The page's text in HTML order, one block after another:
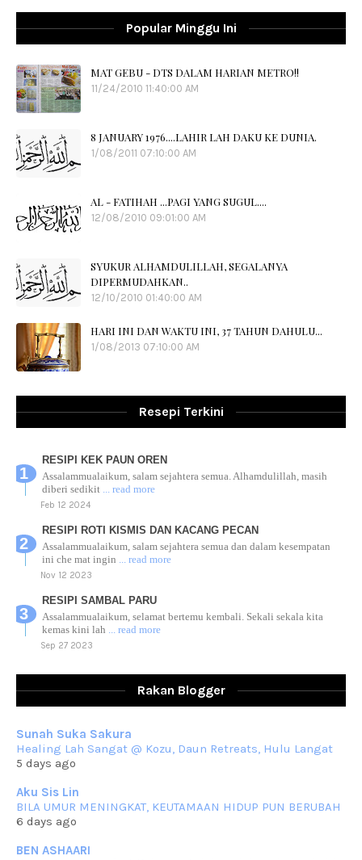
Popular Minggu Ini
MAT GEBU - DTS DALAM HARIAN METRO!!
11/24/2010 11:40:00 AM
8 JANUARY 1976....LAHIR LAH DAKU KE DUNIA.
1/08/2011 07:10:00 AM
AL - FATIHAH ...PAGI YANG SUGUL....
12/08/2010 09:01:00 AM
SYUKUR ALHAMDULILLAH, SEGALANYA
DIPERMUDAHKAN..
12/10/2010 01:40:00 AM
HARI INI DAN WAKTU INI, 37 TAHUN DAHULU...
1/08/2013 07:10:00 AM
Resepi Terkini
RESIPI KEK PAUN OREN
Assalammualaikum, salam sejahtera semua. Alhamdulillah, masih
diberi sedikit
... read more
Feb 12 2024
RESIPI ROTI KISMIS DAN KACANG PECAN
Assalammualaikum, salam sejahtera semua dan dalam kesempatan
ini che mat ingin
... read more
Nov 12 2023
RESIPI SAMBAL PARU
Assalammualaikum, selamat bertemu kembali. Sekali sekala kita
kemas kini lah
... read more
Sep 27 2023
Assalammualaikum, salam sejahtera dan salam rindu untuk semua.
RESIPI KUIH KASWI KELEDEK UNGU
Assalammualaikum, salam semua. Masih belum terlambat untuk che
mat ucapkan
Jun 30 2023
RESIPI KURMA AYAM MERAH
Assalammualaikum, salam semua. Hari ni 4 Zulhijjah 1444 Hijrah,
Jun 23 2023
Rakan Blogger
Sunah Suka Sakura
Healing Lah Sangat @ Kozu, Daun Retreats, Hulu Langat
5 days ago
Aku Sis Lin
BILA UMUR MENINGKAT, KEUTAMAAN HIDUP PUN BERUBAH
6 days ago
BEN ASHAARI